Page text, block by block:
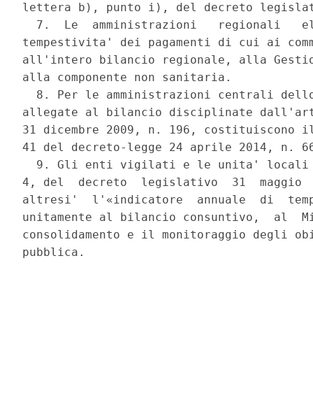
lettera b), punto i), del decreto
7.  Le  amministrazioni   regionali
tempestivita' dei pagamenti di cui ai
all'intero bilancio regionale, alla
alla componente non sanitaria.
8. Per le amministrazioni centrali
allegate al bilancio disciplinate
31 dicembre 2009, n. 196,
41 del decreto-legge 24 aprile 2014, n.
9. Gli enti vigilati e le unita'
4, del  decreto  legislativo  31  maggio
altresi'  l'«indicatore  annuale  di
unitamente al bilancio consuntivo,  al
consolidamento e il monitoraggio degli